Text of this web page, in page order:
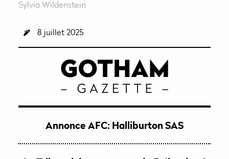
Sylvia Wildenstein
8 juillet 2025
Annonce AFC: Halliburton SAS